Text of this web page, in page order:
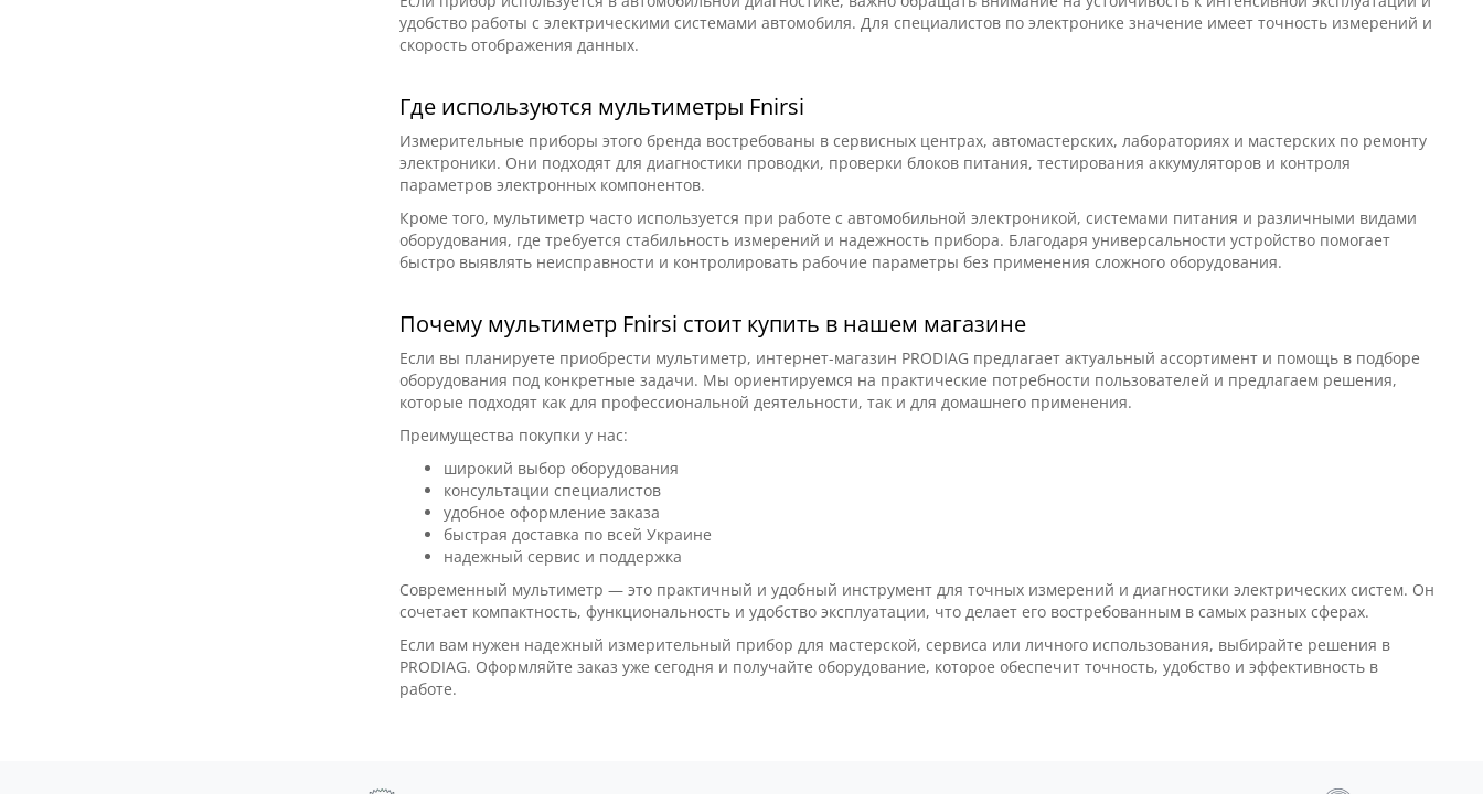
удобство работы с электрическими системами автомобиля. Для специалистов по электронике значение имеет точность измерений и
скорость отображения данных.
Где используются мультиметры Fnirsi
Измерительные приборы этого бренда востребованы в сервисных центрах, автомастерских, лабораториях и мастерских по ремонту
электроники. Они подходят для диагностики проводки, проверки блоков питания, тестирования аккумуляторов и контроля
параметров электронных компонентов.
Кроме того, мультиметр часто используется при работе с автомобильной электроникой, системами питания и различными видами
оборудования, где требуется стабильность измерений и надежность прибора. Благодаря универсальности устройство помогает
быстро выявлять неисправности и контролировать рабочие параметры без применения сложного оборудования.
Почему мультиметр Fnirsi стоит купить в нашем магазине
Если вы планируете приобрести мультиметр, интернет-магазин PRODIAG предлагает актуальный ассортимент и помощь в подборе
оборудования под конкретные задачи. Мы ориентируемся на практические потребности пользователей и предлагаем решения,
которые подходят как для профессиональной деятельности, так и для домашнего применения.
Преимущества покупки у нас:
широкий выбор оборудования
консультации специалистов
удобное оформление заказа
быстрая доставка по всей Украине
надежный сервис и поддержка
Современный мультиметр — это практичный и удобный инструмент для точных измерений и диагностики электрических систем. Он
сочетает компактность, функциональность и удобство эксплуатации, что делает его востребованным в самых разных сферах.
Если вам нужен надежный измерительный прибор для мастерской, сервиса или личного использования, выбирайте решения в
PRODIAG. Оформляйте заказ уже сегодня и получайте оборудование, которое обеспечит точность, удобство и эффективность в
работе.